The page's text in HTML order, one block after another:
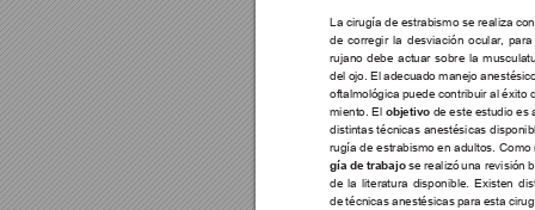
La cirugía de estrabismo se realiza
de corregir la desviación ocular, para
rujano debe actuar sobre la
del ojo. El adecuado manejo
oftalmológica puede contribuir al éxito
miento. El objetivo de este estudio es
distintas técnicas anestésicas
rugía de estrabismo en adultos. Como
gía de trabajo se realizó una revisión
de la literatura disponible. Existen
de técnicas anestésicas para esta